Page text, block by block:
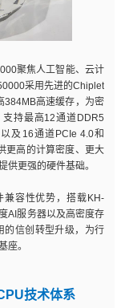
聚焦人工智能、云计
采用先进的Chiplet
384MB高速缓存，为密
持最高12通道DDR5
及16通道PCIe 4.0和
更高的计算密度、更大
供更强的硬件基础。
兼容性优势，搭载KH-
AI服务器以及高密度存
的信创转型升级，为行
座。
技术体系